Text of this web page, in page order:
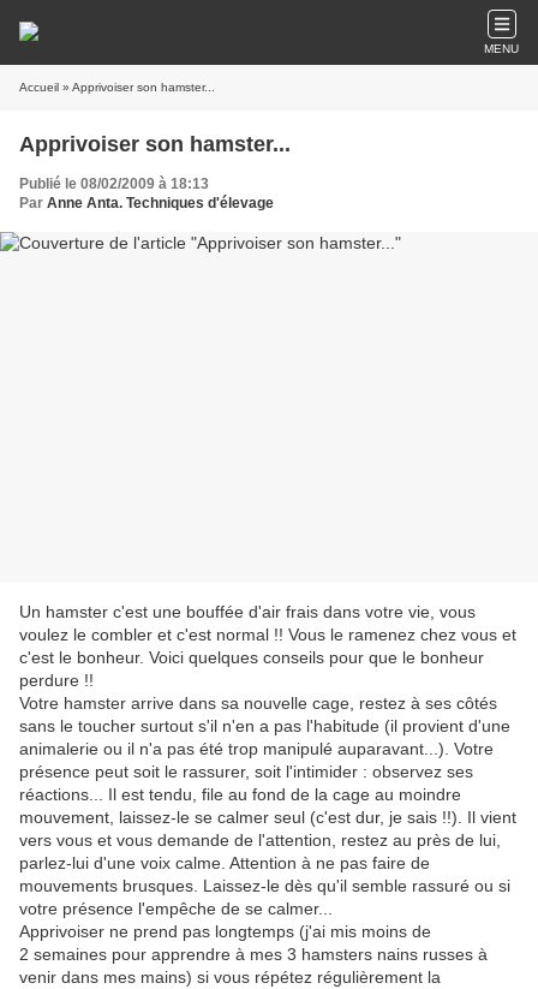
MENU
Accueil » Apprivoiser son hamster...
Apprivoiser son hamster...
Publié le 08/02/2009 à 18:13
Par Anne Anta. Techniques d'élevage
Un hamster c'est une bouffée d'air frais dans votre vie, vous
voulez le combler et c'est normal !! Vous le ramenez chez vous et
c'est le bonheur. Voici quelques conseils pour que le bonheur
perdure !!
Votre hamster arrive dans sa nouvelle cage, restez à ses côtés
sans le toucher surtout s'il n'en a pas l'habitude (il provient d'une
animalerie ou il n'a pas été trop manipulé auparavant...). Votre
présence peut soit le rassurer, soit l'intimider : observez ses
réactions... Il est tendu, file au fond de la cage au moindre
mouvement, laissez-le se calmer seul (c'est dur, je sais !!). Il vient
vers vous et vous demande de l'attention, restez au près de lui,
parlez-lui d'une voix calme. Attention à ne pas faire de
mouvements brusques. Laissez-le dès qu'il semble rassuré ou si
votre présence l'empêche de se calmer...
Apprivoiser ne prend pas longtemps (j'ai mis moins de
2 semaines pour apprendre à mes 3 hamsters nains russes à
venir dans mes mains) si vous répétez régulièrement la